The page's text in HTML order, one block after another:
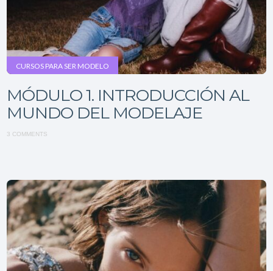
CURSOS PARA SER MODELO
MÓDULO 1. INTRODUCCIÓN AL
MUNDO DEL MODELAJE
3 COMMENTS